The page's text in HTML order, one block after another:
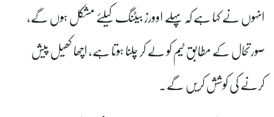
انہوں نے کہا ہے کہ پہلے اوورز بیٹنگ کیلئے مشکل ہوں گے،
صورتحال کے مطابق ٹیم کو لے کر چلنا ہوتا ہے، اچھا کھیل پیش
کرنے کی کوشش کریں گے۔